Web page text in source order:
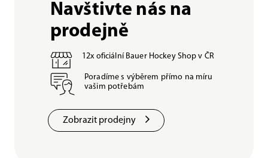
Navštivte nás na
prodejně
12x oficiální Bauer Hockey Shop v ČR
Poradíme s výběrem přímo na míru
vašim potřebám
Zobrazit prodejny